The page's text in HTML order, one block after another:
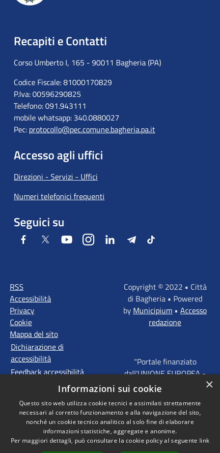
Recapiti e Contatti
Corso Umberto I, 165 - 90011 Bagheria (PA)
Codice Fiscale: 81000170829
P.Iva: 00596290825
Telefono: 091.943111
mobile whatsapp: 340.0880027
Pec: protocollo@pec.comune.bagheria.pa.it
Accesso agli uffici
Direzioni - Servizi - Uffici
Numeri telefonici frequenti
Seguici su
Facebook Twitter YoutubeInstagramLinkedIn TelegramTiktok
RSS
Accessibilità
Privacy
Cookie
Mappa del sito
Dichiarazione di
accessibilità
Feedback accessibilità
Copyright © 2022 • Città
di Bagheria • Powered
by Municipium • Accesso
redazione
"Portale finanziato
dall'UNIONE EUROPEA -
FONDI STRUTTURALI
EUROPEI - Programma
Operativo FESR Sicilia
2014 - 2020 Agenda
Urbana ITI "Palermo -
×
Informazioni sui cookie
Questo sito web utilizza cookie tecnici e assimilati strettamente
necessari al corretto funzionamento e alla navigazione del sito,
nonché un cookie tecnico analitico al solo fine di elaborare
informazioni statistiche, aggregate e anonime.
Per maggiori dettagli, può consultare la cookie policy al seguente link